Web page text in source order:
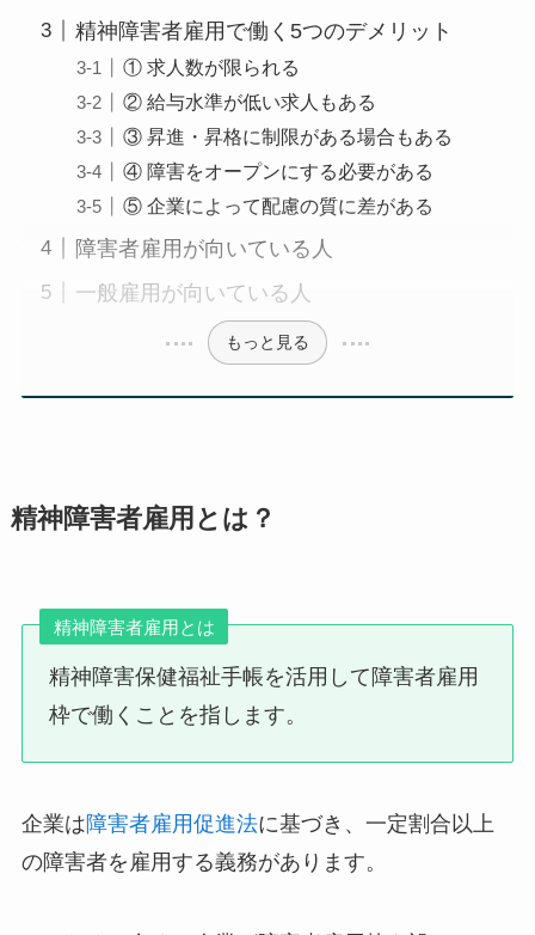
精神障害者雇用で働く5つのデメリット
① 求人数が限られる
② 給与水準が低い求人もある
③ 昇進・昇格に制限がある場合もある
④ 障害をオープンにする必要がある
⑤ 企業によって配慮の質に差がある
障害者雇用が向いている人
一般雇用が向いている人
もっと見る
精神障害者雇用とは？
精神障害者雇用とは
精神障害保健福祉手帳を活用して障害者雇用
枠で働くことを指します。
企業は障害者雇用促進法に基づき、一定割合以上
の障害者を雇用する義務があります。